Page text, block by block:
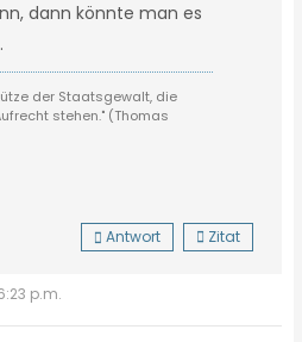
dann könnte man es
der Staatsgewalt, die
stehen." (Thomas
Antwort Zitat
p.m.